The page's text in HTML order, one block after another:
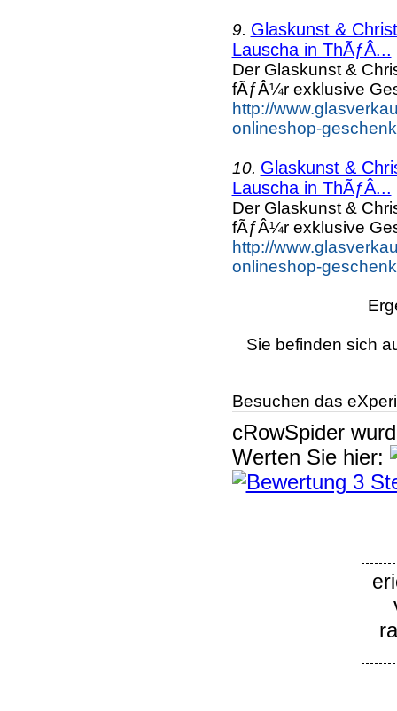
9. Glaskunst &
Lauscha in ThÃƒÂ...
Der Glaskunst &
fÃƒÂ¼r exklusive
http://
onlineshop-
10. Glaskunst &
Lauscha in ThÃƒÂ...
Der Glaskunst &
fÃƒÂ¼r exklusive
http://
onlineshop-
Sie befinden sich
Besuchen das
cRowSpider
Werten Sie hier: